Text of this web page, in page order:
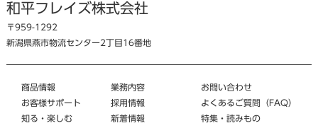
和平フレイズ株式会社
〒959-1292
新潟県燕市物流センター2丁目16番地
商品情報
お客様サポート
知る・楽しむ
業務内容
採用情報
新着情報
お問い合わせ
よくあるご質問（FAQ）
特集・読みもの